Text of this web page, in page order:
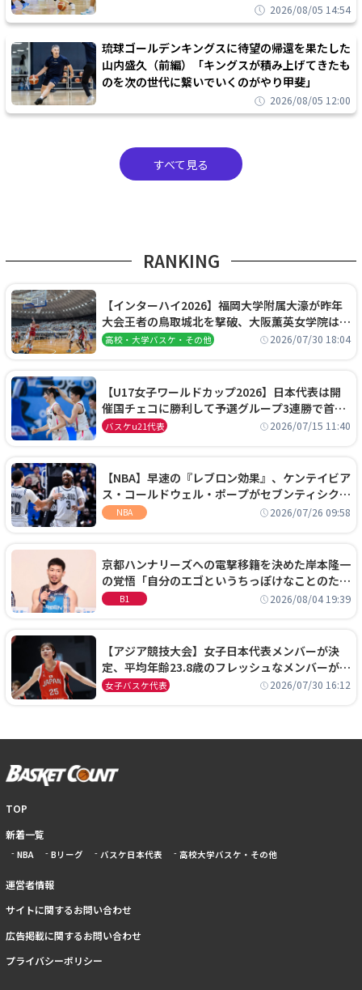
2026/08/05 14:54
琉球ゴールデンキングスに待望の帰還を果たした
山内盛久（前編）「キングスが積み上げてきたも
のを次の世代に繋いでいくのがやり甲斐」
2026/08/05 12:00
すべて見る
RANKING
【インターハイ2026】福岡大学附属大濠が昨年
大会王者の鳥取城北を撃破、大阪薫英女学院は岐
阜女子に完勝、大会3日目試合結果
高校・大学バスケ・その他 2026/07/30 18:04
【U17女子ワールドカップ2026】日本代表は開
催国チェコに勝利して予選グループ3連勝で首位
通過！準々決勝の相手はエジプトに決定
バスケu21代表 2026/07/15 11:40
【NBA】早速の『レブロン効果』、ケンテイビア
ス・コールドウェル・ポープがセブンティシクサ
ーズに1年契約で加入
NBA 2026/07/26 09:58
京都ハンナリーズへの電撃移籍を決めた岸本隆一
の覚悟「自分のエゴというちっぽけなことのため
に、京都に来たわけではない」
B1 2026/08/04 19:39
【アジア競技大会】女子日本代表メンバーが決
定、平均年齢23.8歳のフレッシュなメンバーが日
本開催の大舞台で頂点を狙う
女子バスケ代表 2026/07/30 16:12
TOP
新着一覧
NBA Bリーグ バスケ日本代表 高校大学バスケ・その他
運営者情報
サイトに関するお問い合わせ
広告掲載に関するお問い合わせ
プライバシーポリシー